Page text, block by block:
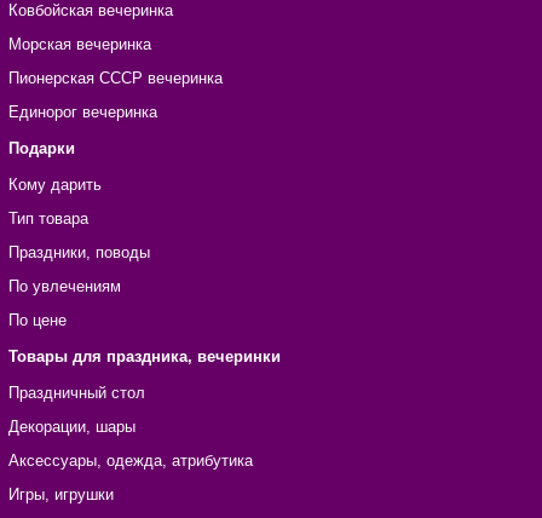
Ковбойская вечеринка
Морская вечеринка
Пионерская СССР вечеринка
Единорог вечеринка
Подарки
Кому дарить
Тип товара
Праздники, поводы
По увлечениям
По цене
Товары для праздника, вечеринки
Праздничный стол
Декорации, шары
Аксессуары, одежда, атрибутика
Игры, игрушки